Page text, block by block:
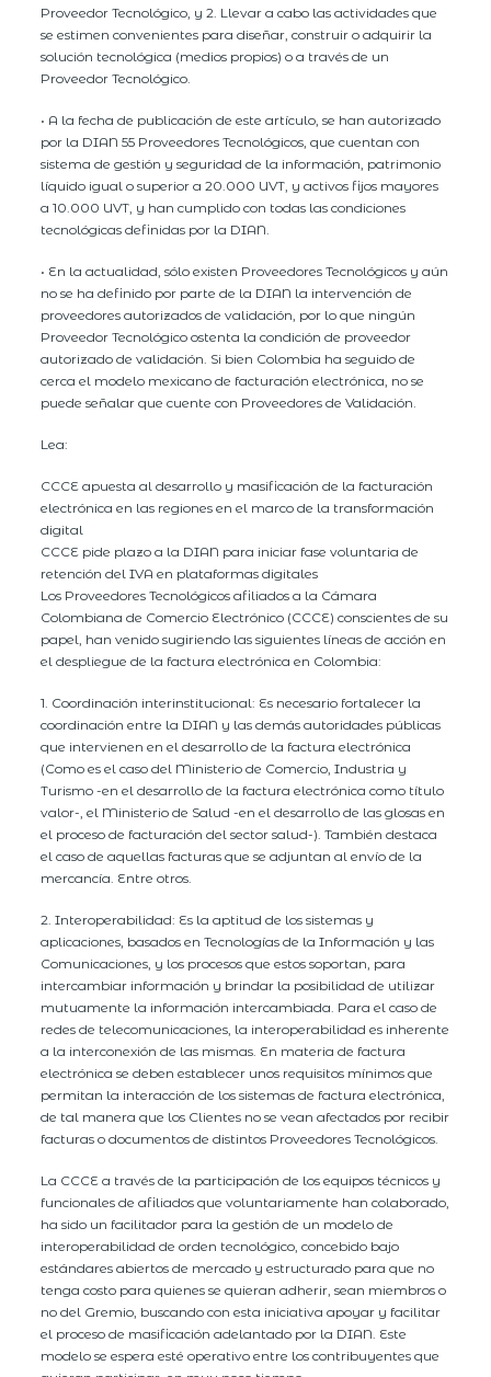
Proveedor Tecnológico, y 2. Llevar a cabo las actividades que
se estimen convenientes para diseñar, construir o adquirir la
solución tecnológica (medios propios) o a través de un
Proveedor Tecnológico.
• A la fecha de publicación de este artículo, se han autorizado
por la DIAN 55 Proveedores Tecnológicos, que cuentan con
sistema de gestión y seguridad de la información, patrimonio
líquido igual o superior a 20.000 UVT, y activos fijos mayores
a 10.000 UVT, y han cumplido con todas las condiciones
tecnológicas definidas por la DIAN.
• En la actualidad, sólo existen Proveedores Tecnológicos y aún
no se ha definido por parte de la DIAN la intervención de
proveedores autorizados de validación, por lo que ningún
Proveedor Tecnológico ostenta la condición de proveedor
autorizado de validación. Si bien Colombia ha seguido de
cerca el modelo mexicano de facturación electrónica, no se
puede señalar que cuente con Proveedores de Validación.
Lea:
CCCE apuesta al desarrollo y masificación de la facturación
electrónica en las regiones en el marco de la transformación
digital
CCCE pide plazo a la DIAN para iniciar fase voluntaria de
retención del IVA en plataformas digitales
Los Proveedores Tecnológicos afiliados a la Cámara
Colombiana de Comercio Electrónico (CCCE) conscientes de su
papel, han venido sugiriendo las siguientes líneas de acción en
el despliegue de la factura electrónica en Colombia:
1. Coordinación interinstitucional: Es necesario fortalecer la
coordinación entre la DIAN y las demás autoridades públicas
que intervienen en el desarrollo de la factura electrónica
(Como es el caso del Ministerio de Comercio, Industria y
Turismo -en el desarrollo de la factura electrónica como título
valor-, el Ministerio de Salud -en el desarrollo de las glosas en
el proceso de facturación del sector salud-). También destaca
el caso de aquellas facturas que se adjuntan al envío de la
mercancía. Entre otros.
2. Interoperabilidad: Es la aptitud de los sistemas y
aplicaciones, basados en Tecnologías de la Información y las
Comunicaciones, y los procesos que estos soportan, para
intercambiar información y brindar la posibilidad de utilizar
mutuamente la información intercambiada. Para el caso de
redes de telecomunicaciones, la interoperabilidad es inherente
a la interconexión de las mismas. En materia de factura
electrónica se deben establecer unos requisitos mínimos que
permitan la interacción de los sistemas de factura electrónica,
de tal manera que los Clientes no se vean afectados por recibir
facturas o documentos de distintos Proveedores Tecnológicos.
La CCCE a través de la participación de los equipos técnicos y
funcionales de afiliados que voluntariamente han colaborado,
ha sido un facilitador para la gestión de un modelo de
interoperabilidad de orden tecnológico, concebido bajo
estándares abiertos de mercado y estructurado para que no
tenga costo para quienes se quieran adherir, sean miembros o
no del Gremio, buscando con esta iniciativa apoyar y facilitar
el proceso de masificación adelantado por la DIAN. Este
modelo se espera esté operativo entre los contribuyentes que